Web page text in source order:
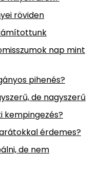
röviden
nap mint
pihenés?
de nagyszerű
kempingezés?
érdemes?
de nem